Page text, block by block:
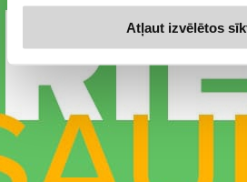
Atļaut izvēlētos